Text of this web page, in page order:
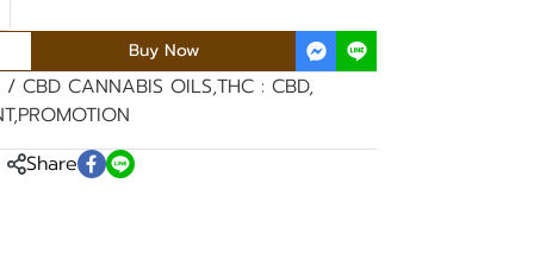
Buy Now
/ CBD CANNABIS OILS,THC : CBD,
,PROMOTION
Share